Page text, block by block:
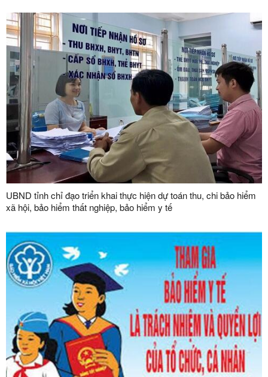
UBND tỉnh chỉ đạo triển khai thực hiện dự toán thu, chi bảo hiểm
xã hội, bảo hiểm thất nghiệp, bảo hiểm y tế